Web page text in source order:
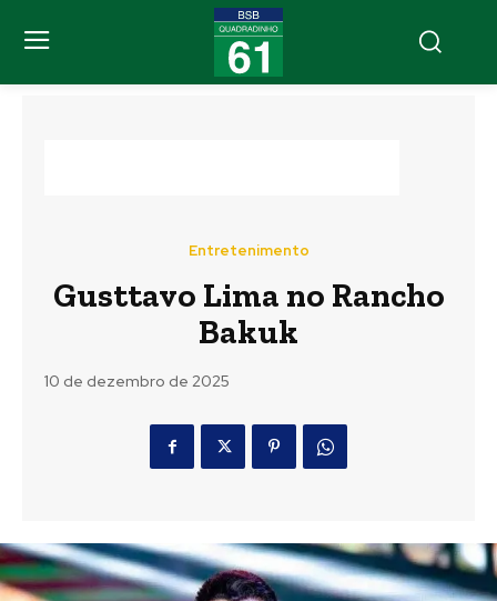
Entretenimento
Gusttavo Lima no Rancho
Bakuk
10 de dezembro de 2025